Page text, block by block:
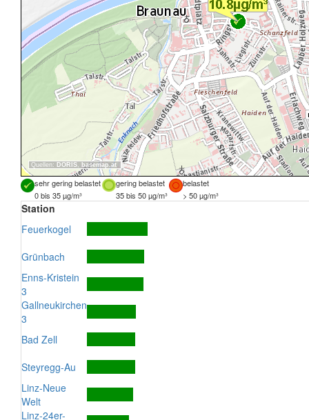
Quellen: DORIS, basemap.at
sehr gering belastet gering belastet
belastet
0 bis 35 µg/m³
35 bis 50 µg/m³ > 50 µg/m³
Station
Feuerkogel
Grünbach
Enns-Kristein
3
Gallneukirchen
3
Bad Zell
Steyregg-Au
Linz-Neue
Welt
Linz-24er-